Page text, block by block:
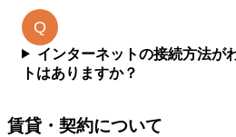
インターネットの接続方法が
トはありますか？
賃貸・契約について